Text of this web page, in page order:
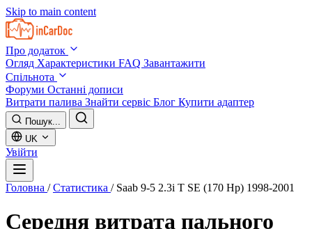
Skip to main content
Про додаток
Огляд Характеристики FAQ Завантажити
Спільнота
Форуми Останні дописи
Витрати палива Знайти сервіс Блог Купити адаптер
Пошук...
UK
Увійти
Головна / Статистика / Saab 9-5 2.3i T SE (170 Hp) 1998-2001
Середня витрата пального